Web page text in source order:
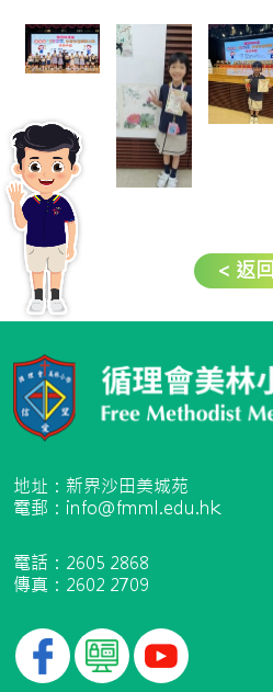
< 返回
地址：新界沙田美城苑
電郵：info@fmml.edu.hk
電話：2605 2868
傳真：2602 2709